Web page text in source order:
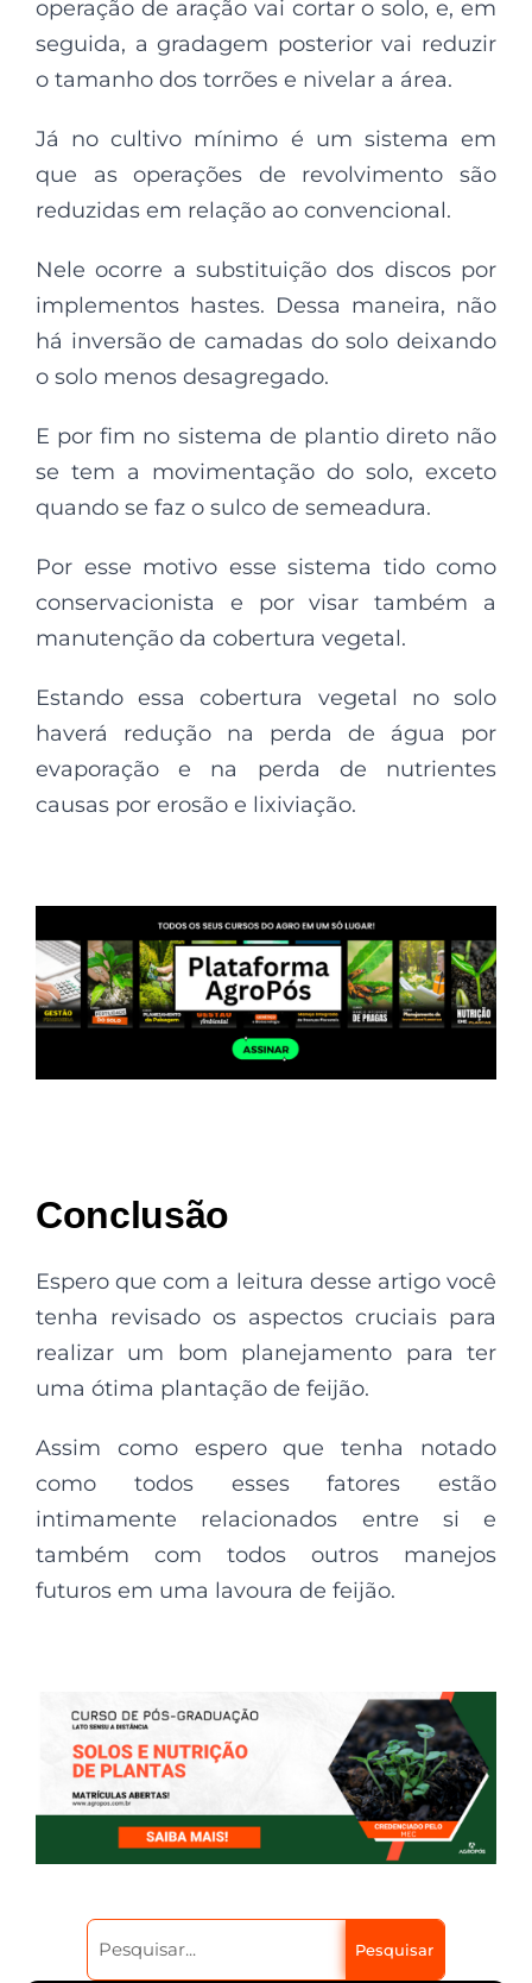
operação de aração vai cortar o solo, e, em
seguida, a gradagem posterior vai reduzir
o tamanho dos torrões e nivelar a área.
Já no cultivo mínimo é um sistema em
que as operações de revolvimento são
reduzidas em relação ao convencional.
Nele ocorre a substituição dos discos por
implementos hastes. Dessa maneira, não
há inversão de camadas do solo deixando
o solo menos desagregado.
E por fim no sistema de plantio direto não
se tem a movimentação do solo, exceto
quando se faz o sulco de semeadura.
Por esse motivo esse sistema tido como
conservacionista e por visar também a
manutenção da cobertura vegetal.
Estando essa cobertura vegetal no solo
haverá redução na perda de água por
evaporação e na perda de nutrientes
causas por erosão e lixiviação.
Conclusão
Espero que com a leitura desse artigo você
tenha revisado os aspectos cruciais para
realizar um bom planejamento para ter
uma ótima plantação de feijão.
Assim como espero que tenha notado
como todos esses fatores estão
intimamente relacionados entre si e
também com todos outros manejos
futuros em uma lavoura de feijão.
Pesquisar